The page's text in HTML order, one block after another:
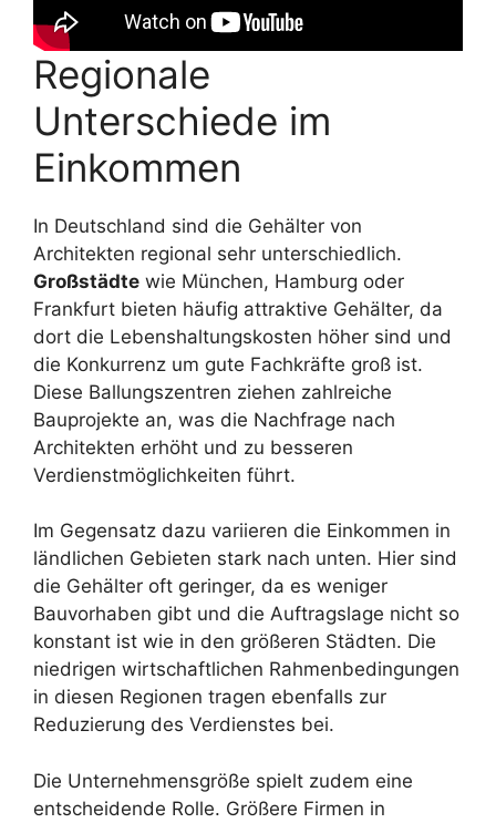
Regionale
Unterschiede im
Einkommen
In Deutschland sind die Gehälter von
Architekten regional sehr unterschiedlich.
Großstädte wie München, Hamburg oder
Frankfurt bieten häufig attraktive Gehälter, da
dort die Lebenshaltungskosten höher sind und
die Konkurrenz um gute Fachkräfte groß ist.
Diese Ballungszentren ziehen zahlreiche
Bauprojekte an, was die Nachfrage nach
Architekten erhöht und zu besseren
Verdienstmöglichkeiten führt.
Im Gegensatz dazu variieren die Einkommen in
ländlichen Gebieten stark nach unten. Hier sind
die Gehälter oft geringer, da es weniger
Bauvorhaben gibt und die Auftragslage nicht so
konstant ist wie in den größeren Städten. Die
niedrigen wirtschaftlichen Rahmenbedingungen
in diesen Regionen tragen ebenfalls zur
Reduzierung des Verdienstes bei.
Die Unternehmensgröße spielt zudem eine
entscheidende Rolle. Größere Firmen in